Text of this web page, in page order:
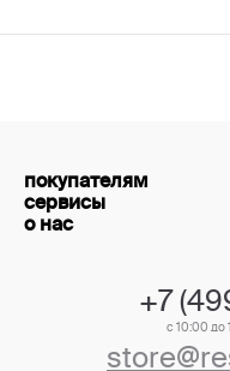
покупателям
сервисы
о нас
+7
с 10:00 до